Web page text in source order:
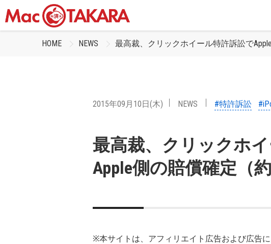
HOME NEWS 最高裁、クリックホイール特許訴訟で
2015年09月10日(木) NEWS #特許訴訟
最高裁、クリックホ
Apple側の賠償確定（
※本サイトは、アフィリエイト広告および広告